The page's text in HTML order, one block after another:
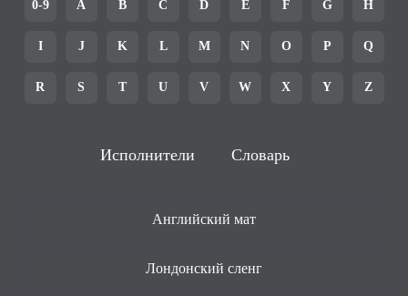
0-9 A B C D E F G H
I J K L M N O P Q
R S T U V W X Y Z
Исполнители Словарь
Английский мат
Лондонский сленг